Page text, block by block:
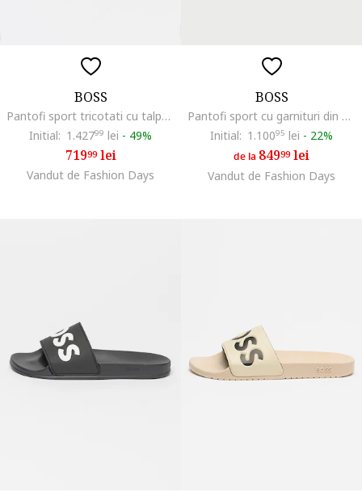
BOSS
Pantofi sport tricotati cu talpa wedge si insertii din piele, Verde deschis
Initial: 1.42799 lei - 49%
71999lei
Vandut de Fashion Days
BOSS
Pantofi sport cu garnituri din piele ecologica, Negru
Initial: 1.10095 lei - 22%
de la 84999lei
Vandut de Fashion Days